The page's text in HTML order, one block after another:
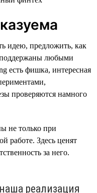
идею, предложить, как
поддержаны любыми
есть фишка, интересная
проверяются намного
не только при
работе. Здесь ценят
за него.
реализация